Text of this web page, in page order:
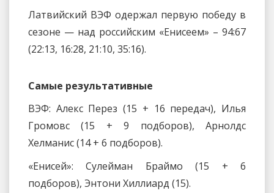
Латвийский ВЭФ одержал первую победу в
сезоне — над российским «Енисеем» – 94:67
(22:13, 16:28, 21:10, 35:16).
Самые результативные
ВЭФ: Алекс Перез (15 + 16 передач), Илья
Громовс (15 + 9 подборов), Арнолдс
Хелманис (14 + 6 подборов).
«Енисей»: Сулейман Браймо (15 + 6
подборов), Энтони Хиллиард (15).